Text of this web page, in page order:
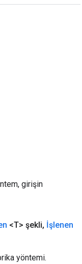
girişin
<T> şekli, İşlenen
yöntemi.